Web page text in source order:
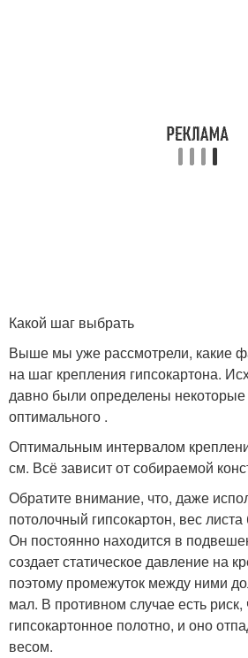
Какой шаг выбрать
Выше мы уже рассмотрели, какие
на шаг крепления гипсокартона.
давно были определены
оптимального .
Оптимальным интервалом
см. Всё зависит от собираемой
Обратите внимание, что, даже
потолочный гипсокартон, вес
Он постоянно находится в
создает статическое давление на
поэтому промежуток между ними
мал. В противном случае есть
гипсокартонное полотно, и оно
весом.